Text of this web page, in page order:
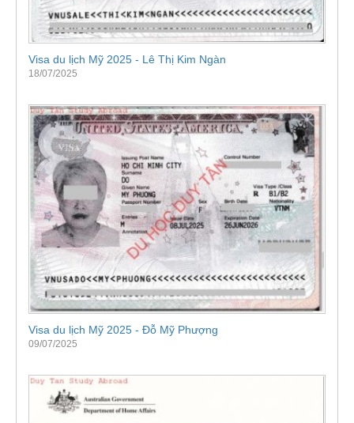
Visa du lịch Mỹ 2025 - Lê Thị Kim Ngàn
18/07/2025
Visa du lịch Mỹ 2025 - Đỗ Mỹ Phượng
09/07/2025